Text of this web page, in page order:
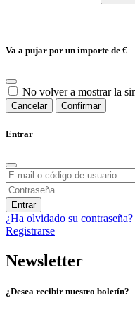
Va a pujar por un importe de €
No volver a mostrar la
Cancelar Confirmar
Entrar
Entrar
¿Ha olvidado su contraseña?
Registrarse
Newsletter
¿Desea recibir nuestro boletín?